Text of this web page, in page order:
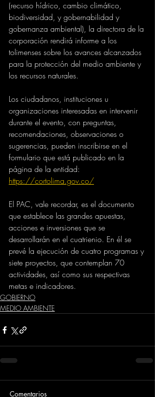
(recurso hídrico, cambio climático,
biodiversidad, y gobernabilidad y
gobernanza ambiental), la directora de la
corporación rendirá informe a los
tolimenses sobre los avances alcanzados
para la protección del medio ambiente y
los recursos naturales.
Los ciudadanos, instituciones u
organizaciones interesadas en intervenir
durante el evento, con preguntas,
recomendaciones, observaciones o
sugerencias, pueden inscribirse en el
formulario que está publicado en la
página de la entidad:
https://cortolima.gov.co/
El PAC, vale recordar, es el documento
que establece las grandes apuestas,
acciones e inversiones que se
desarrollarán en el cuatrienio. En él se
prevé la ejecución de cuatro programas y
siete proyectos, que contemplan 70
actividades, así como sus respectivas
metas e indicadores.
GOBIERNO
MEDIO AMBIENTE
Comentarios